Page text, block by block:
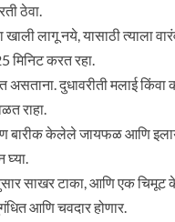
ठेवा.
लागू नये, यासाठी त्याला
मिनिट करत रहा.
असताना. दुधावरीती मलाई
राहा.
बारीक केलेले जायफळ आणि
घ्या.
साखर टाका, आणि एक चिमूट
आणि चवदार होणार.